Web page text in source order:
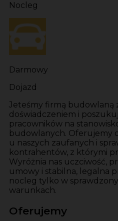
Nocleg
Darmowy
Dojazd
Jeteśmy firmą budowlaną
doświadczeniem i
pracowników na
budowlanych. Oferujemy
u naszych zaufanych i
kontrahentów, z którymi
Wyróżnia nas uczciwość,
umowy i stabilna, legalna
nocleg tylko w
warunkach.
Oferujemy